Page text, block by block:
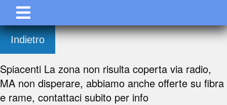
Indietro
Spiacenti La zona non risulta coperta via radio,
MA non disperare, abbiamo anche offerte su fibra
e rame, contattaci subito per info